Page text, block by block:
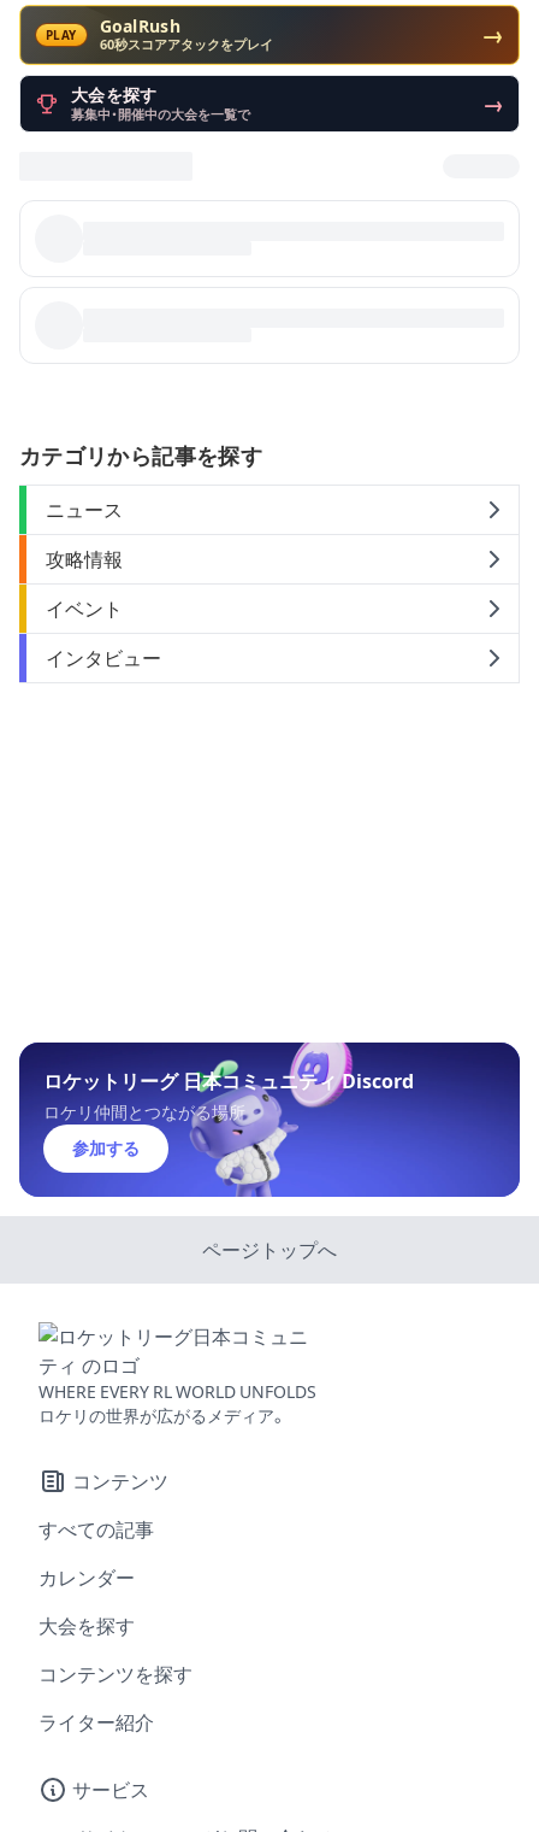
PLAY GoalRush
60秒スコアアタックをプレイ →
大会を探す
募集中・開催中の大会を一覧で →
カテゴリから記事を探す
ニュース
攻略情報
イベント
インタビュー
ロケットリーグ 日本コミュニティ Discord
ロケリ仲間とつながる場所
参加する
ページトップへ
WHERE EVERY RL WORLD UNFOLDS
ロケリの世界が広がるメディア。
コンテンツ
すべての記事
カレンダー
大会を探す
コンテンツを探す
ライター紹介
サービス